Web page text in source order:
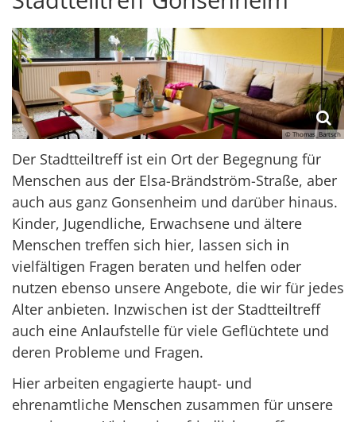
© Thomas_Bartsch
Der Stadtteiltreff ist ein Ort der Begegnung für
Menschen aus der Elsa-Brändström-Straße, aber
auch aus ganz Gonsenheim und darüber hinaus.
Kinder, Jugendliche, Erwachsene und ältere
Menschen treffen sich hier, lassen sich in
vielfältigen Fragen beraten und helfen oder
nutzen ebenso unsere Angebote, die wir für jedes
Alter anbieten. Inzwischen ist der Stadtteiltreff
auch eine Anlaufstelle für viele Geflüchtete und
deren Probleme und Fragen.
Hier arbeiten engagierte haupt- und
ehrenamtliche Menschen zusammen für unsere